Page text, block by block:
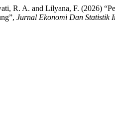
R. A. and Lilyana, F. (2026)
Jurnal Ekonomi Dan Statistik